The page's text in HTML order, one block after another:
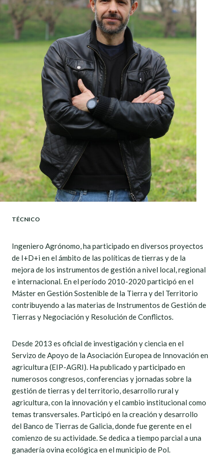
TÉCNICO
Ingeniero Agrónomo, ha participado en diversos proyectos
de I+D+i en el ámbito de las políticas de tierras y de la
mejora de los instrumentos de gestión a nivel local, regional
e internacional. En el período 2010-2020 participó en el
Máster en Gestión Sostenible de la Tierra y del Territorio
contribuyendo a las materias de Instrumentos de Gestión de
Tierras y Negociación y Resolución de Conflictos.
Desde 2013 es oficial de investigación y ciencia en el
Servizo de Apoyo de la Asociación Europea de Innovación en
agricultura (EIP-AGRI). Ha publicado y participado en
numerosos congresos, conferencias y jornadas sobre la
gestión de tierras y del territorio, desarrollo rural y
agricultura, con la innovación y el cambio institucional como
temas transversales. Participó en la creación y desarrollo
del Banco de Tierras de Galicia, donde fue gerente en el
comienzo de su actividade. Se dedica a tiempo parcial a una
ganadería ovina ecológica en el municipio de Pol.